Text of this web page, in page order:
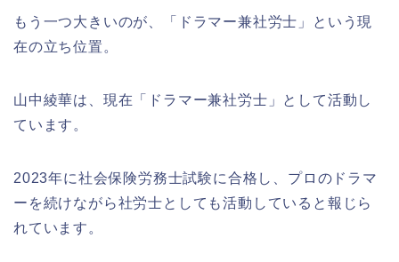
もう一つ大きいのが、「ドラマー兼社労士」という現
在の立ち位置。
山中綾華は、現在「ドラマー兼社労士」として活動し
ています。
2023年に社会保険労務士試験に合格し、プロのドラマ
ーを続けながら社労士としても活動していると報じら
れています。